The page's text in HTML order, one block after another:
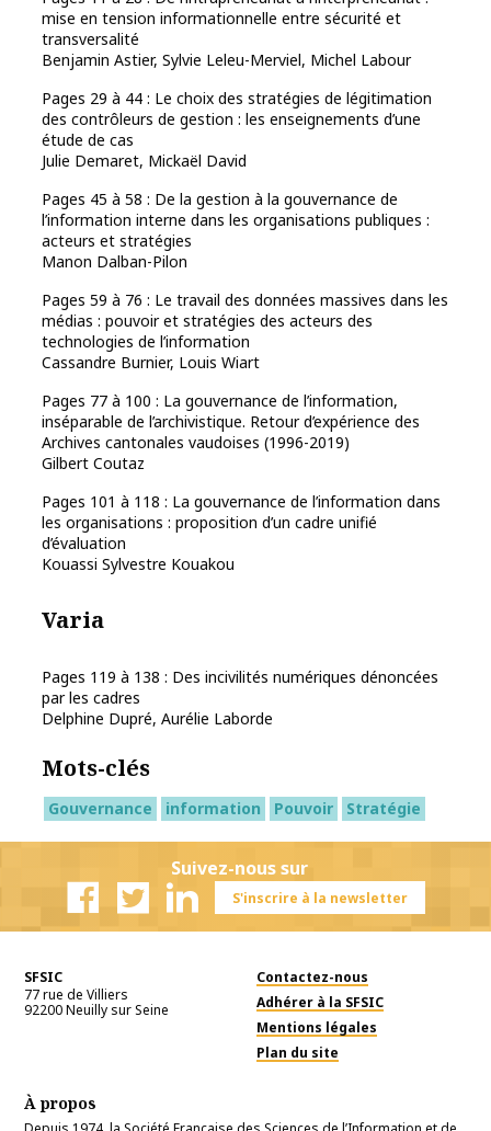
mise en tension informationnelle entre sécurité et
transversalité
Benjamin Astier, Sylvie Leleu-Merviel, Michel Labour
Pages 29 à 44 : Le choix des stratégies de légitimation
des contrôleurs de gestion : les enseignements d’une
étude de cas
Julie Demaret, Mickaël David
Pages 45 à 58 : De la gestion à la gouvernance de
l’information interne dans les organisations publiques :
acteurs et stratégies
Manon Dalban-Pilon
Pages 59 à 76 : Le travail des données massives dans les
médias : pouvoir et stratégies des acteurs des
technologies de l’information
Cassandre Burnier, Louis Wiart
Pages 77 à 100 : La gouvernance de l’information,
inséparable de l’archivistique. Retour d’expérience des
Archives cantonales vaudoises (1996-2019)
Gilbert Coutaz
Pages 101 à 118 : La gouvernance de l’information dans
les organisations : proposition d’un cadre unifié
d’évaluation
Kouassi Sylvestre Kouakou
Varia
Pages 119 à 138 : Des incivilités numériques dénoncées
par les cadres
Delphine Dupré, Aurélie Laborde
Mots-clés
Gouvernance information Pouvoir Stratégie
Suivez-nous sur
S'inscrire à la newsletter
SFSIC
77 rue de Villiers
92200Neuilly sur Seine
Contactez-nous
Adhérer à la SFSIC
Mentions légales
Plan du site
À propos